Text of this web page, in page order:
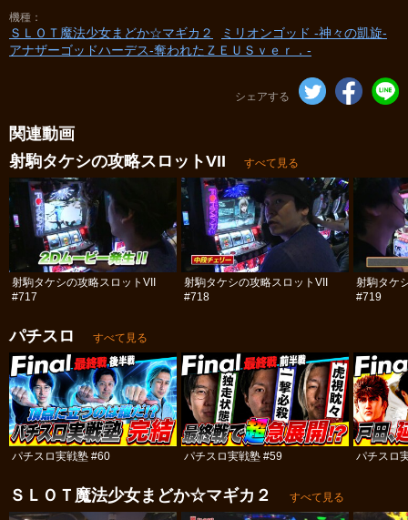
機種
ＳＬＯＴ魔法少女まどか☆マギカ２
ミリオンゴッド -神々の凱旋-
アナザーゴッドハーデス-奪われたＺＥＵＳｖｅｒ．-
シェアする
関連動画
射駒タケシの攻略スロットVII
すべて見る
射駒タケシの攻略スロットVII
#717
射駒タケシの攻略スロットVII
#718
射駒タケ
#719
パチスロ すべて見る
パチスロ実戦塾 #60 パチスロ実戦塾 #59 パチスロ
ＳＬＯＴ魔法少女まどか☆マギカ２ すべて見る